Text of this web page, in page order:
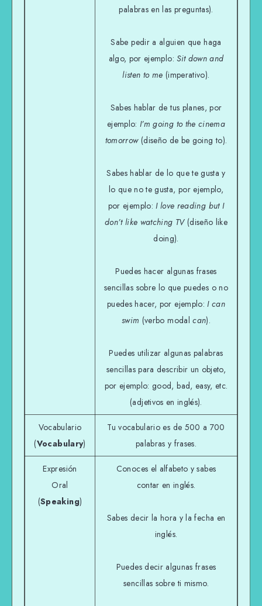
palabras en las preguntas).
Sabe pedir a alguien que haga
algo, por ejemplo:Sit down and
listen to me (imperativo).
Sabes hablar de tus planes, por
ejemplo:I’m going to the cinema
tomorrow(diseño de be going to).
Sabes hablar de lo que te gusta y
lo que no te gusta, por ejemplo,
por ejemplo:I love reading but I
don’t like watching TV(diseño like
doing).
Puedes hacer algunas frases
sencillas sobre lo que puedes o no
puedes hacer, por ejemplo:I can
swim (verbo modalcan).
Puedes utilizar algunas palabras
sencillas para describir un objeto,
por ejemplo: good, bad, easy, etc.
(adjetivos en inglés).
Vocabulario
(Vocabulary)
Tu vocabulario es de 500 a 700
palabras y frases.
Expresión
Oral
(Speaking)
Conoces el alfabeto y sabes
contar en inglés.
Sabes decir la hora y la fecha en
inglés.
Puedes decir algunas frases
sencillas sobre ti mismo.